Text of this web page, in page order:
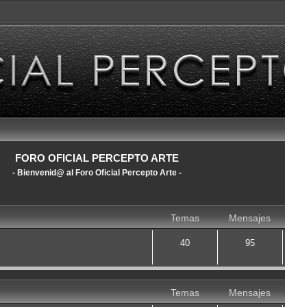
FORO OFICIAL PERCEPTO ARTE
- Bienvenid@ al Foro Oficial Percepto Arte -
Temas Mensajes
40 95
Temas Mensajes